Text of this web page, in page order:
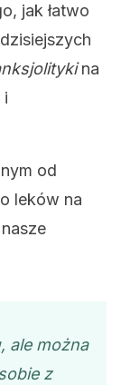
jak łatwo
na
i
od
leków na
ale można
z